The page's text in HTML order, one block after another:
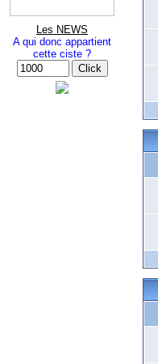
Les NEWS
A qui donc appartient
cette ciste ?